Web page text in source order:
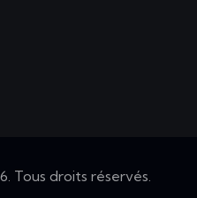
Tous droits réservés.